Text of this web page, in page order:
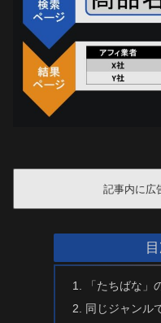
記事内に広
「たちばな」
同じジャンル